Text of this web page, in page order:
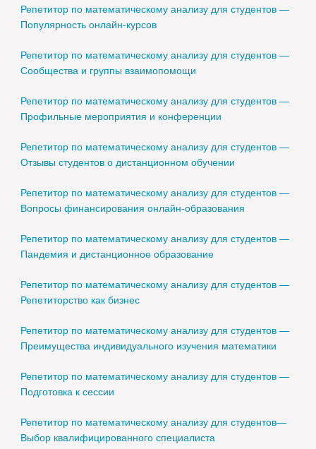
Репетитор по математическому анализу для студентов —
Популярность онлайн-курсов
Репетитор по математическому анализу для студентов —
Сообщества и группы взаимопомощи
Репетитор по математическому анализу для студентов —
Профильные мероприятия и конференции
Репетитор по математическому анализу для студентов —
Отзывы студентов о дистанционном обучении
Репетитор по математическому анализу для студентов —
Вопросы финансирования онлайн-образования
Репетитор по математическому анализу для студентов —
Пандемия и дистанционное образование
Репетитор по математическому анализу для студентов —
Репетиторство как бизнес
Репетитор по математическому анализу для студентов —
Преимущества индивидуального изучения математики
Репетитор по математическому анализу для студентов —
Подготовка к сессии
Репетитор по математическому анализу для студентов—
Выбор квалифицированного специалиста